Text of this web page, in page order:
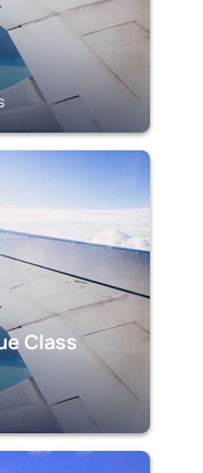
Class